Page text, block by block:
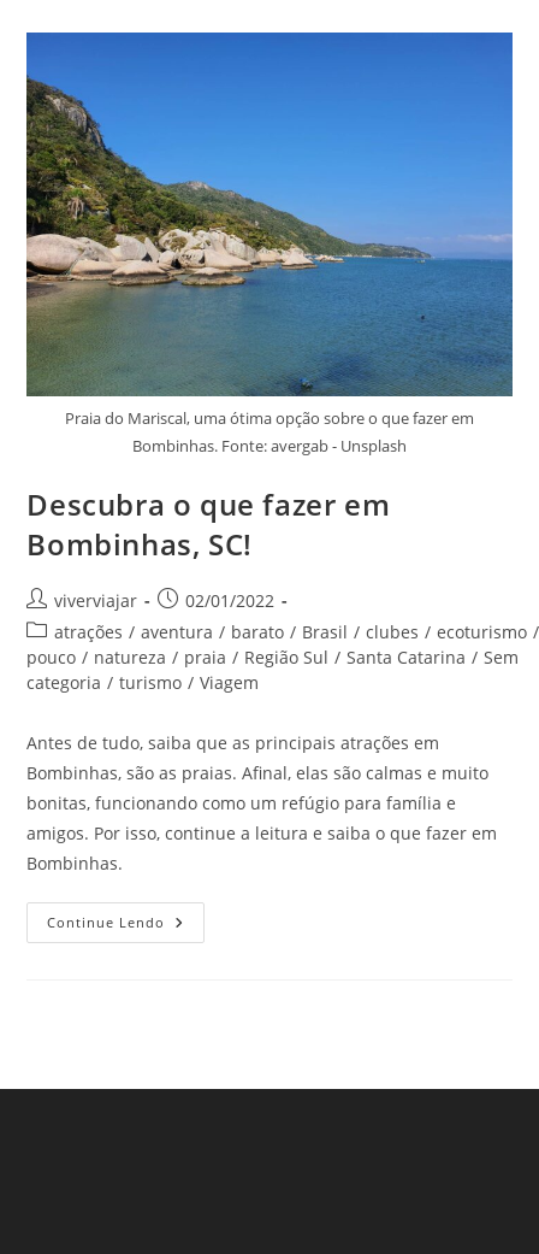
Praia do Mariscal, uma ótima opção sobre o que fazer em
Bombinhas. Fonte: avergab - Unsplash
Descubra o que fazer em
Bombinhas, SC!
Autor
do
post:
viverviajar
Post
publicado:
02/01/2022
Categoria
do
post:
atrações / aventura / barato / Brasil / clubes / ecoturismo /
pouco / natureza / praia / Região Sul / Santa Catarina / Sem
categoria / turismo / Viagem
Antes de tudo, saiba que as principais atrações em
Bombinhas, são as praias. Afinal, elas são calmas e muito
bonitas, funcionando como um refúgio para família e
amigos. Por isso, continue a leitura e saiba o que fazer em
Bombinhas.
Continue Lendo Descubra
O